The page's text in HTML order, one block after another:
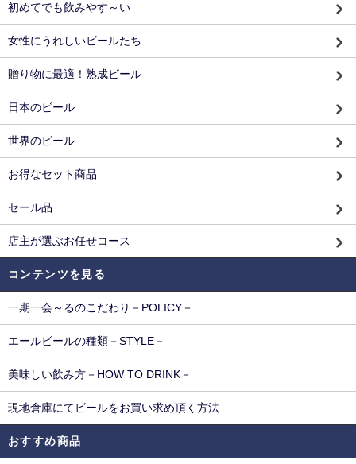
初めてでも飲みやす～い
女性にうれしいビールたち
贈り物に最適！熟成ビール
日本のビール
世界のビール
お得なセット商品
セール品
店主が選ぶお任せコース
コンテンツを見る
一期一会～るのこだわり－POLICY－
エールビールの種類－STYLE－
美味しい飲み方－HOW TO DRINK－
現地倉庫にてビールをお買い求め頂く方法
おすすめ商品